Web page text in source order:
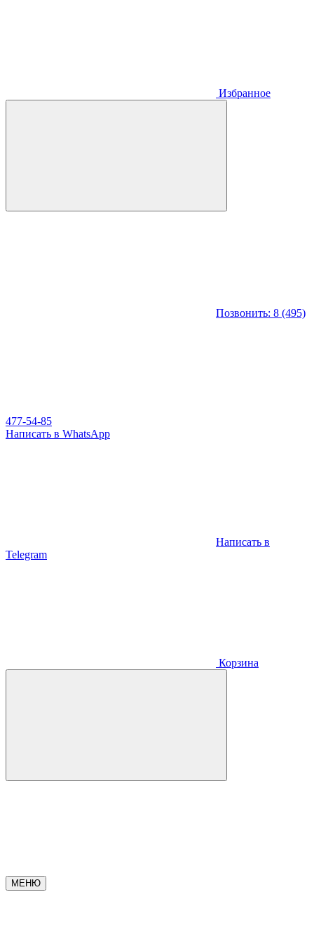
Избранное
Позвонить: 8 (495)
477-54-85
Написать в WhatsApp
Написать в
Telegram
Корзина
МЕНЮ